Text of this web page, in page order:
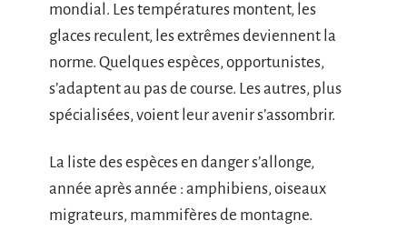
mondial. Les températures montent, les
glaces reculent, les extrêmes deviennent la
norme. Quelques espèces, opportunistes,
s’adaptent au pas de course. Les autres, plus
spécialisées, voient leur avenir s’assombrir.
La liste des espèces en danger s’allonge,
année après année : amphibiens, oiseaux
migrateurs, mammifères de montagne.